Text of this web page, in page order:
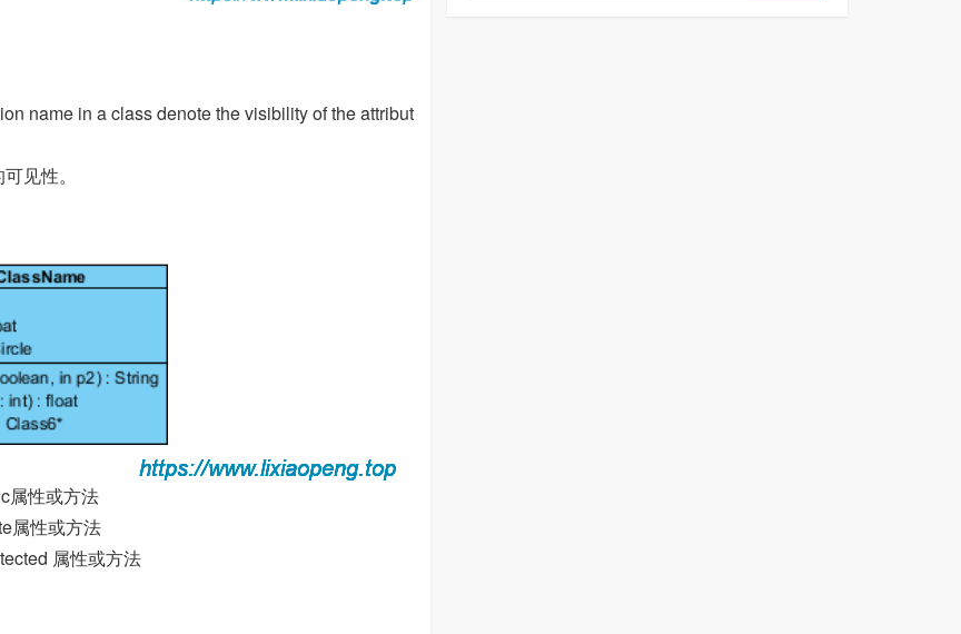
name in a class denote the visibility of the attribut
见性。
属性或方法
属性或方法
属性或方法